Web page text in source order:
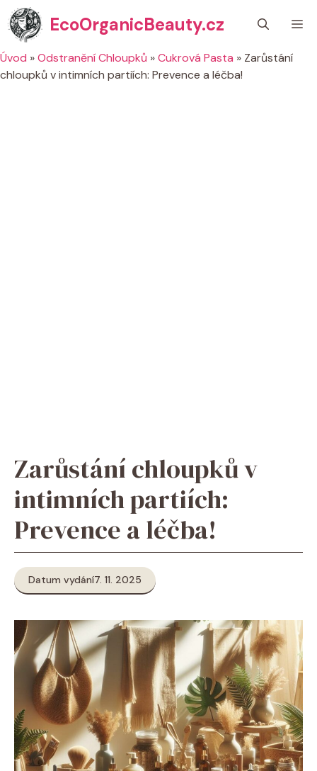
Přeskočit
na
obsah
EcoOrganicBeauty.cz
Úvod »Odstranění Chloupků »Cukrová Pasta » Zarůstání
chloupků v intimních partiích: Prevence a léčba!
Zarůstání chloupků v
intimních partiích:
Prevence a léčba!
Datum vydání7. 11. 2025